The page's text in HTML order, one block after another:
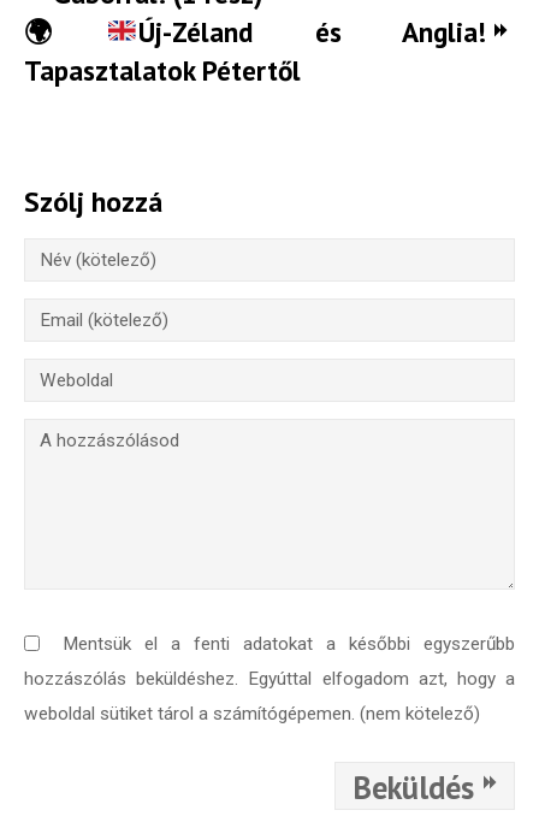
🌍
Új-Zéland és Anglia!
Tapasztalatok Pétertől
Szólj hozzá
Mentsük el a fenti adatokat a későbbi egyszerűbb
hozzászólás beküldéshez. Egyúttal elfogadom azt, hogy a
weboldal sütiket tárol a számítógépemen. (nem kötelező)
Beküldés